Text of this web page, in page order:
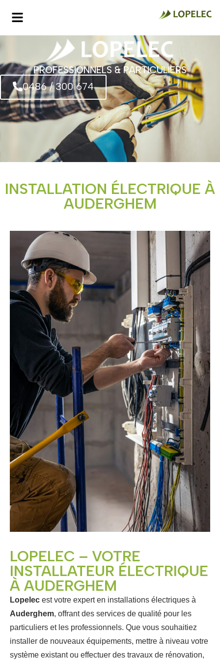
PROFESSIONNELS & PARTICULIERS
0486 / 300 674
INSTALLATION ÉLECTRIQUE À
AUDERGHEM
LOPELEC – VOTRE
INSTALLATEUR ÉLECTRIQUE
À AUDERGHEM
Lopelec est votre expert en installations électriques à
Auderghem, offrant des services de qualité pour les
particuliers et les professionnels. Que vous souhaitiez
installer de nouveaux équipements, mettre à niveau votre
système existant ou effectuer des travaux de rénovation,